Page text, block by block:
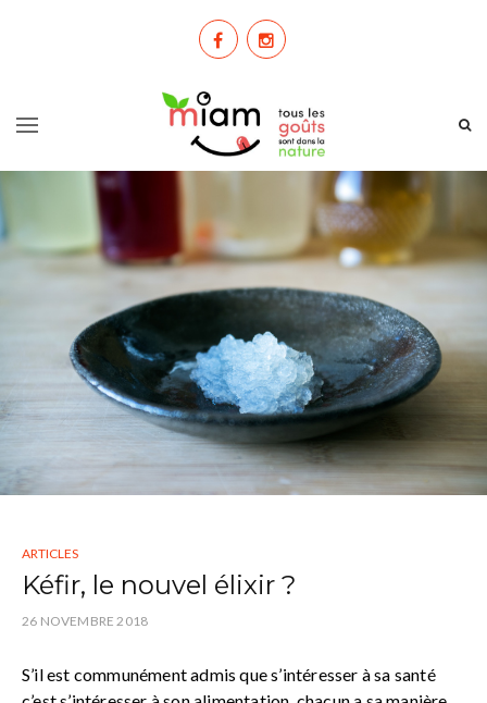
ARTICLES
Kéfir, le nouvel élixir ?
26 NOVEMBRE 2018
S’il est communément admis que s’intéresser à sa santé